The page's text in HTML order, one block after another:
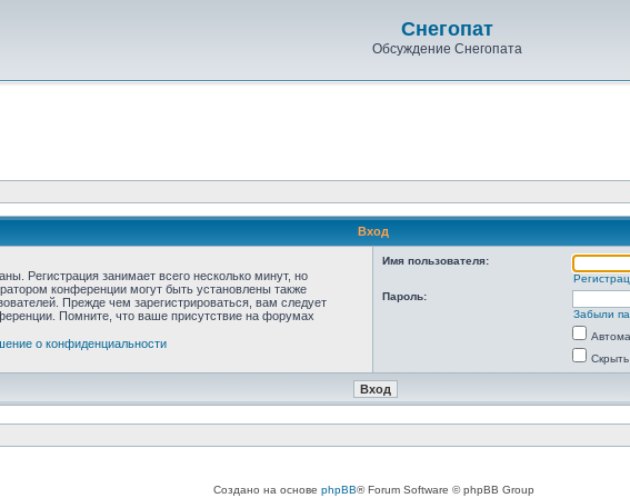
Снегопат
Обсуждение Снегопата
Вход
Регистрация занимает всего несколько минут, но
конференции могут быть установлены также
Прежде чем зарегистрироваться, вам следует
Помните, что ваше присутствие на форумах
о конфиденциальности
Имя пользователя:
Пароль:
Забыли
Создано на основе phpBB® Forum Software © phpBB Group